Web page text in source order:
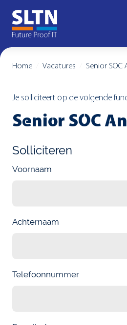
Home Vacatures Senior SOC
Je solliciteert op de volgende
Senior SOC
Solliciteren
Voornaam
Achternaam
Telefoonnummer